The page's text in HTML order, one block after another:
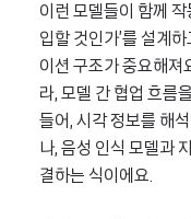
이런 모델들이 함께 작
입할 것인가’를 설계
이션 구조가 중요해져
라, 모델 간 협업 흐름
들어, 시각 정보를 해
나, 음성 인식 모델과
결하는 식이에요.